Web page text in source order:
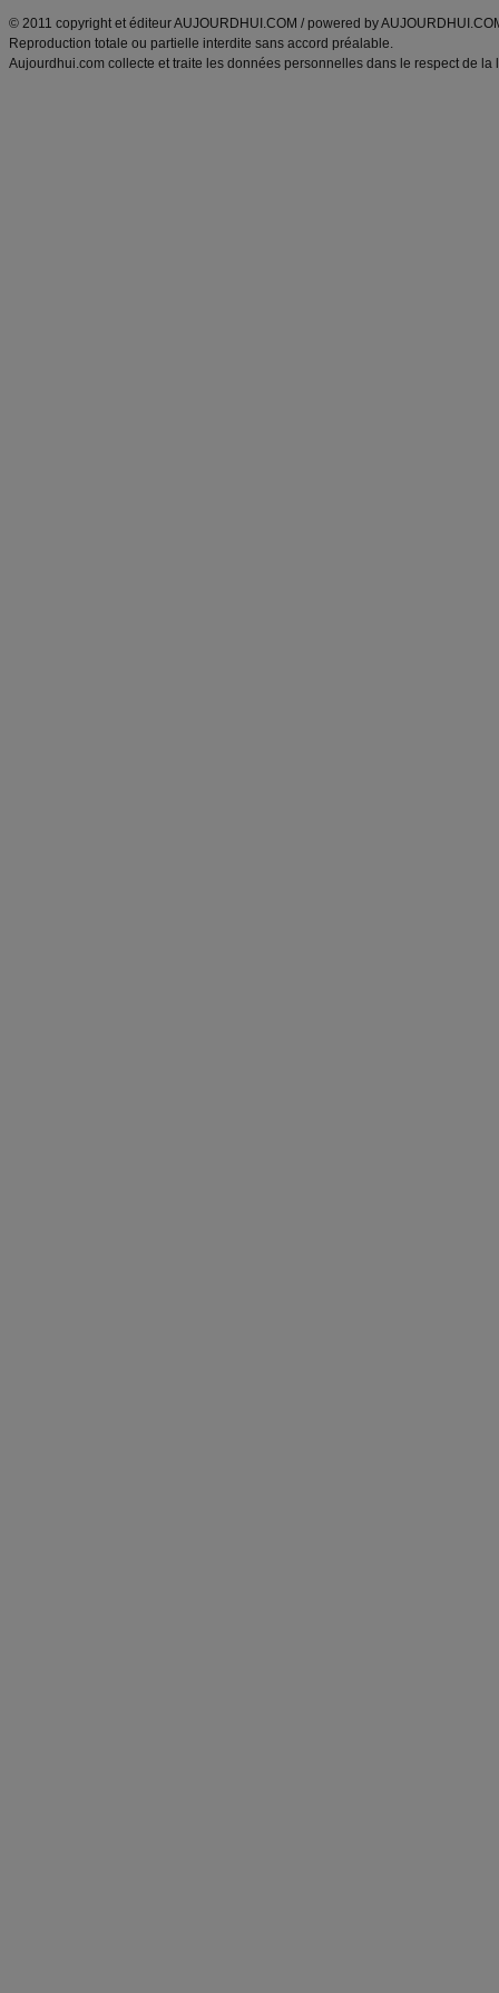
© 2011 copyright et éditeur AUJOURDHUI.COM / powered by
Reproduction totale ou partielle interdite sans accord préalable.
Aujourdhui.com collecte et traite les données personnelles dans le respect de